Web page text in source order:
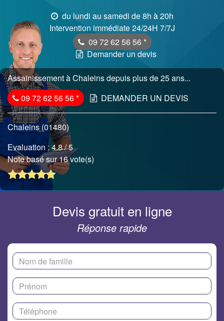
du lundi au samedi de 8h à 20h
Intervention immédiate 24/24H 7/7J
09 72 62 56 56 *
Demander un devis
Assainissement à Chaleins depuis plus de 25 ans...
09 72 62 56 56* DEMANDER UN DEVIS
Chaleins (01480)
Evaluation :4.8/ 5
Note basé sur 16 vote(s)
Devis gratuit en ligne
Réponse rapide